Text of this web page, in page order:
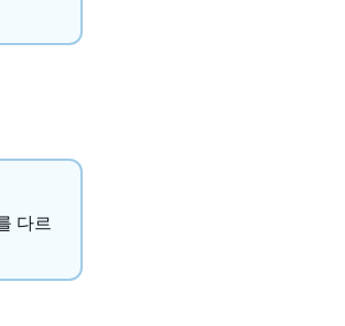
다르